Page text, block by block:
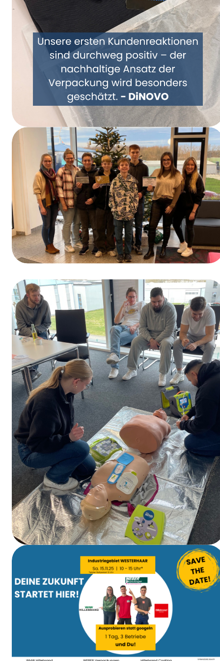
Repenser ensemble l’emballage – DiNOVO
passe aux emballages en papier
Gagnants du jeu-concours organisé à
l’occasion de la Journée de la formation
Formation aux premiers secours